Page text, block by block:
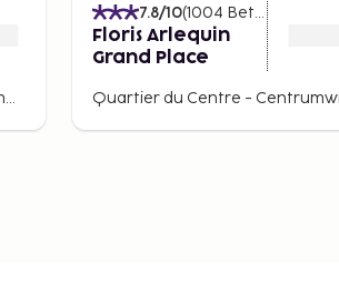
Quartier Midi-Lemonnier - Zuid-Lemonnierwijk, Brussels, Belgium
7.8/10(1004 Betyg
Floris Arlequin
Grand Place